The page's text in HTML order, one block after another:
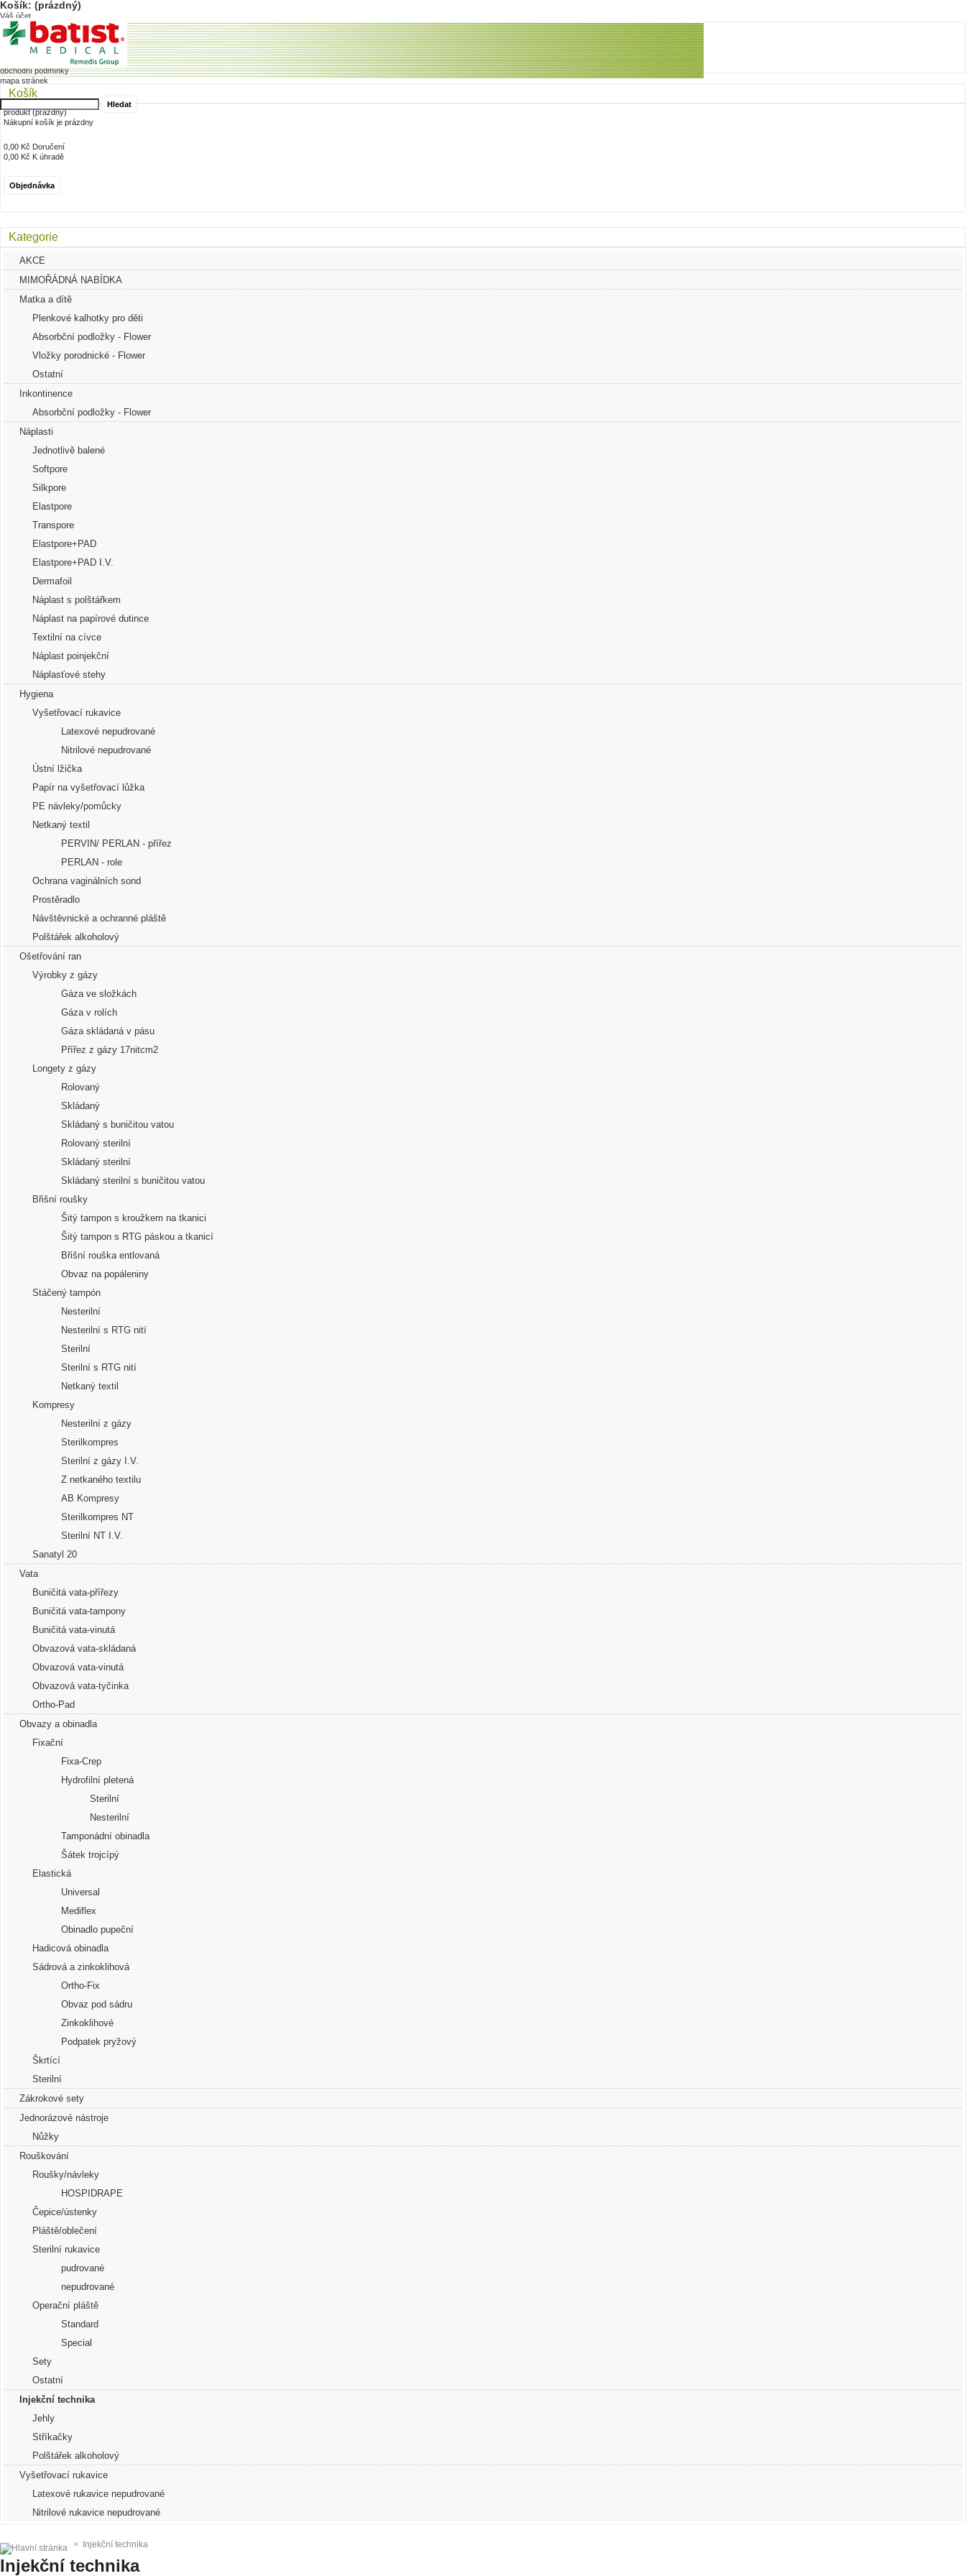
Košík: (prázdný)
Váš účet
přihlaste se
měna : Kč
obchodní podmínky
mapa stránek
Home
Dodání
Akce
Registrace
Košík
produkt (prázdný)
Nákupní košík je prázdny
0,00 Kč Doručení
0,00 Kč K úhradě
Objednávka
Kategorie
AKCE
MIMOŘÁDNÁ NABÍDKA
Matka a dítě
Plenkové kalhotky pro děti
Absorbční podložky - Flower
Vložky porodnické - Flower
Ostatní
Inkontinence
Absorbční podložky - Flower
Náplasti
Jednotlivě balené
Softpore
Silkpore
Elastpore
Transpore
Elastpore+PAD
Elastpore+PAD I.V.
Dermafoil
Náplast s polštářkem
Náplast na papírové dutince
Textilní na cívce
Náplast poinjekční
Náplasťové stehy
Hygiena
Vyšetřovací rukavice
Latexové nepudrované
Nitrilové nepudrované
Ústní lžička
Papír na vyšetřovací lůžka
PE návleky/pomůcky
Netkaný textil
PERVIN/ PERLAN - přířez
PERLAN - role
Ochrana vaginálních sond
Prostěradlo
Návštěvnické a ochranné pláště
Polštářek alkoholový
Ošetřování ran
Výrobky z gázy
Gáza ve složkách
Gáza v rolích
Gáza skládaná v pásu
Přířez z gázy 17nitcm2
Longety z gázy
Rolovaný
Skládaný
Skládaný s buničitou vatou
Rolovaný sterilní
Skládaný sterilní
Skládaný sterilní s buničitou vatou
Břišní roušky
Šitý tampon s kroužkem na tkanici
Šitý tampon s RTG páskou a tkanicí
Břišní rouška entlovaná
Obvaz na popáleniny
Stáčený tampón
Nesterilní
Nesterilní s RTG nití
Sterilní
Sterilní s RTG nití
Netkaný textil
Kompresy
Nesterilní z gázy
Sterilkompres
Sterilní z gázy I.V.
Z netkaného textilu
AB Kompresy
Sterilkompres NT
Sterilní NT I.V.
Sanatyl 20
Vata
Buničitá vata-přířezy
Buničitá vata-tampony
Buničitá vata-vinutá
Obvazová vata-skládaná
Obvazová vata-vinutá
Obvazová vata-tyčinka
Ortho-Pad
Obvazy a obinadla
Fixační
Fixa-Crep
Hydrofilní pletená
Sterilní
Nesterilní
Tamponádní obinadla
Šátek trojcípý
Elastická
Universal
Mediflex
Obinadlo pupeční
Hadicová obinadla
Sádrová a zinkoklihová
Ortho-Fix
Obvaz pod sádru
Zinkoklihové
Podpatek pryžový
Škrtící
Sterilní
Zákrokové sety
Jednorázové nástroje
Nůžky
Rouškování
Roušky/návleky
HOSPIDRAPE
Čepice/ústenky
Pláště/oblečení
Sterilní rukavice
pudrované
nepudrované
Operační pláště
Standard
Special
Sety
Ostatní
Injekční technika
Jehly
Stříkačky
Polštářek alkoholový
Vyšetřovací rukavice
Latexové rukavice nepudrované
Nitrilové rukavice nepudrované
> Injekční technika
Injekční technika